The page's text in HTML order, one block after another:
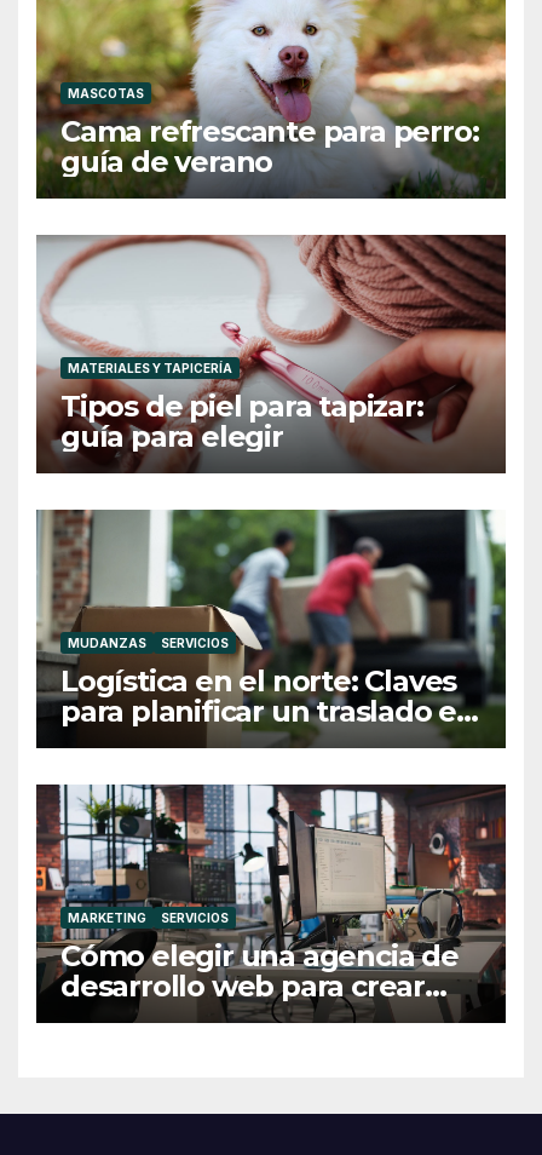
MASCOTAS
Cama refrescante para perro:
guía de verano
MATERIALES Y TAPICERÍA
Tipos de piel para tapizar:
guía para elegir
MUDANZAS SERVICIOS
Logística en el norte: Claves
para planificar un traslado en
Galicia
MARKETING SERVICIOS
Cómo elegir una agencia de
desarrollo web para crear
una web profesional y eficaz